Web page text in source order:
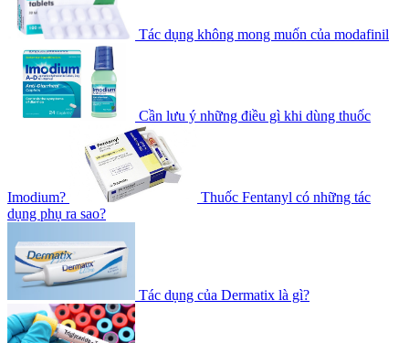
Tác dụng không mong muốn của modafinil
Cần lưu ý những điều gì khi dùng thuốc
Imodium?
Thuốc Fentanyl có những tác
dụng phụ ra sao?
Tác dụng của Dermatix là gì?